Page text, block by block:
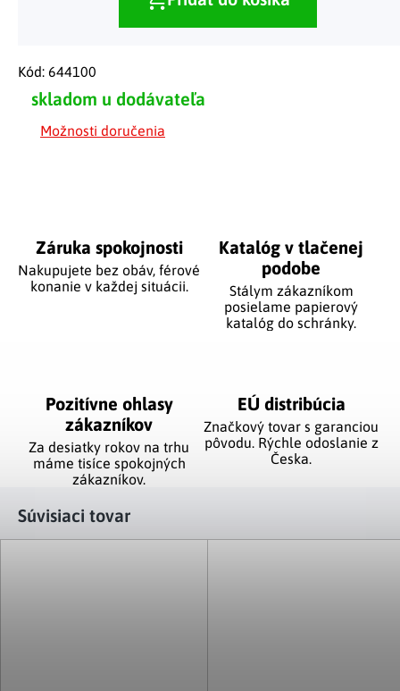
skladom u dodávateľa
Možnosti doručenia
Kód: 644100
Záruka spokojnosti
Nakupujete bez obáv, férové
​​konanie v každej situácii.
Katalóg v tlačenej
podobe
Stálym zákazníkom
posielame papierový
katalóg do schránky.
Pozitívne ohlasy
zákazníkov
Za desiatky rokov na trhu
máme tisíce spokojných
zákazníkov.
EÚ distribúcia
Značkový tovar s garanciou
pôvodu. Rýchle odoslanie z
Česka.
Súvisiaci tovar